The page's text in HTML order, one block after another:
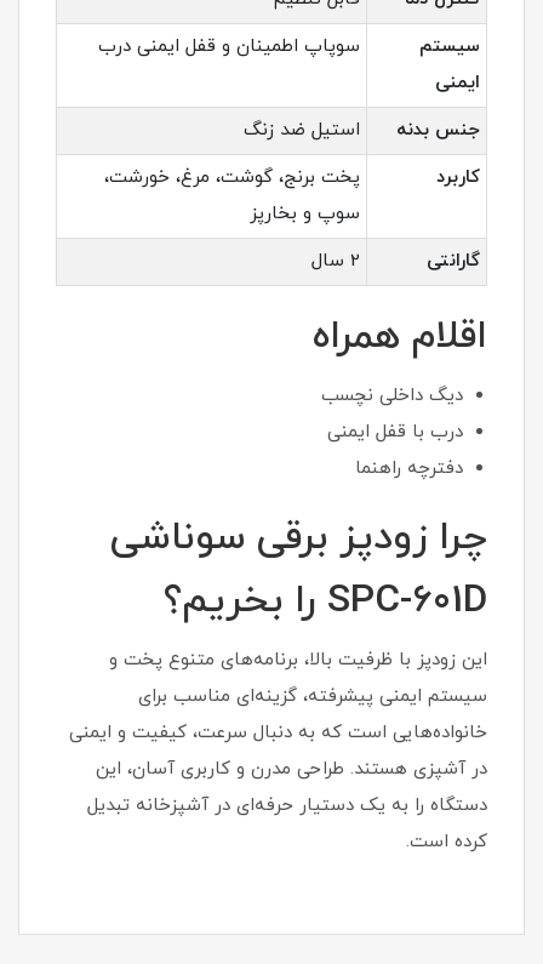
سیستم
ایمنی
سوپاپ اطمینان و قفل ایمنی درب
جنس بدنه
استیل ضد زنگ
کاربرد
پخت برنج، گوشت، مرغ، خورشت،
سوپ و بخارپز
گارانتی
2 سال
اقلام همراه
دیگ داخلی نچسب
درب با قفل ایمنی
دفترچه راهنما
چرا زودپز برقی سوناشی
SPC-601D را بخریم؟
این زودپز با ظرفیت بالا، برنامه‌های متنوع پخت و
سیستم ایمنی پیشرفته، گزینه‌ای مناسب برای
خانواده‌هایی است که به دنبال سرعت، کیفیت و ایمنی
در آشپزی هستند. طراحی مدرن و کاربری آسان، این
دستگاه را به یک دستیار حرفه‌ای در آشپزخانه تبدیل
کرده است.